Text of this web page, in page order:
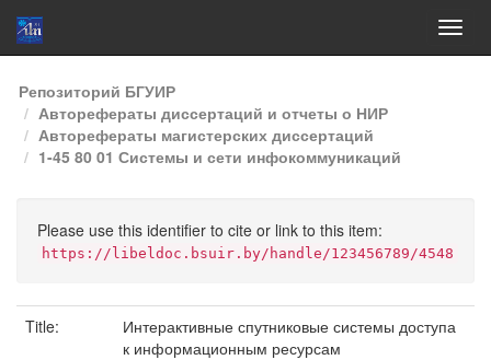
Skip
navigation
Репозиторий БГУИР
Авторефераты диссертаций и отчеты о НИР
Авторефераты магистерских диссертаций
1-45 80 01 Системы и сети инфокоммуникаций
Please use this identifier to cite or link to this item:
https://libeldoc.bsuir.by/handle/123456789/4548
Title:
Интерактивные спутниковые системы доступа
к информационным ресурсам